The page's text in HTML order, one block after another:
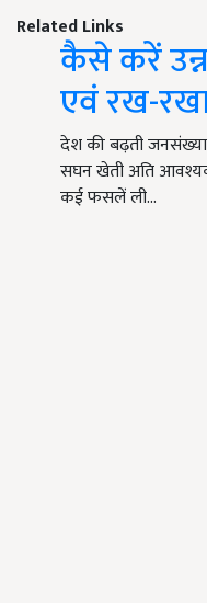
Related Links
कैसे करें
एवं रख-
देश की बढ़ती
सघन खेती अति
कई फसलें ली…